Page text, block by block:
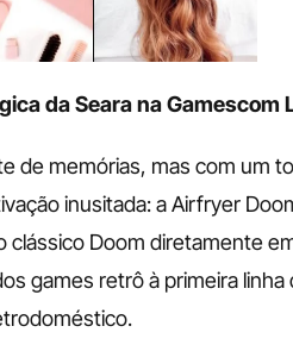
da Seara na Gamescom
de memórias, mas com um
inusitada: a Airfryer
clássico Doom diretamente
games retrô à primeira linha